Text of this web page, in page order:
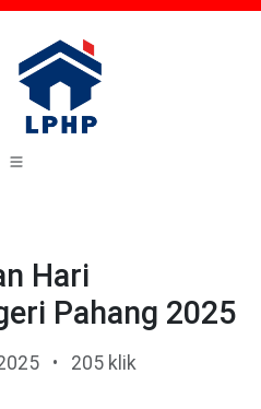
Hari
Pahang 2025
• 205 klik